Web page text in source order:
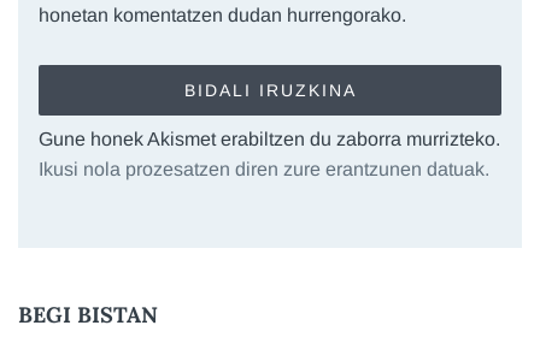
honetan komentatzen dudan hurrengorako.
Gune honek Akismet erabiltzen du zaborra murrizteko.
Ikusi nola prozesatzen diren zure erantzunen datuak.
BEGI BISTAN